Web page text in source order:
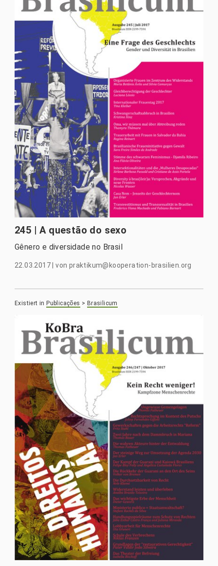
245 | A questão do sexo
Gênero e diversidade no Brasil
22.03.2017 |von praktikum@kooperation-brasilien.org
Existiert in Publicações > Brasilicum